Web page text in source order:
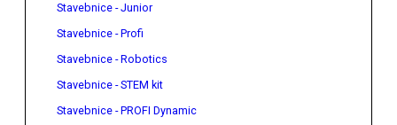
Stavebnice - Junior
Stavebnice - Profi
Stavebnice - Robotics
Stavebnice - STEM kit
Stavebnice - PROFI Dynamic